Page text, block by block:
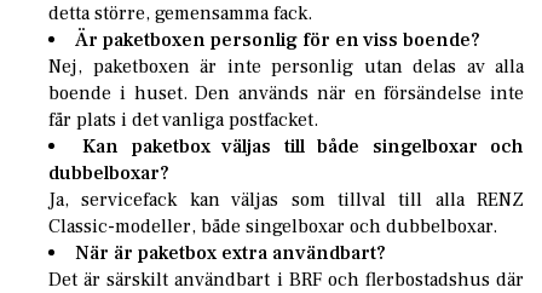
detta större, gemensamma fack.
Är paketboxen personlig för en viss boende?
Nej, paketboxen är inte personlig utan delas av alla
boende i huset. Den används när en försändelse inte
får plats i det vanliga postfacket.
Kan paketbox väljas till både singelboxar och
dubbelboxar?
Ja, servicefack kan väljas som tillval till alla RENZ
Classic-modeller, både singelboxar och dubbelboxar.
När är paketbox extra användbart?
Det är särskilt användbart i BRF och flerbostadshus där